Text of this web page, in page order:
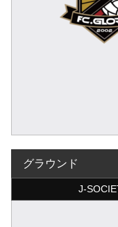
グラウンド
J-